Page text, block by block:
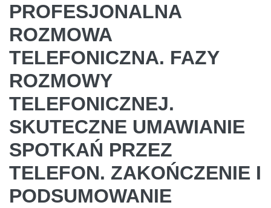
PROFESJONALNA
ROZMOWA
TELEFONICZNA. FAZY
ROZMOWY
TELEFONICZNEJ.
SKUTECZNE UMAWIANIE
SPOTKAŃ PRZEZ
TELEFON. ZAKOŃCZENIE I
PODSUMOWANIE